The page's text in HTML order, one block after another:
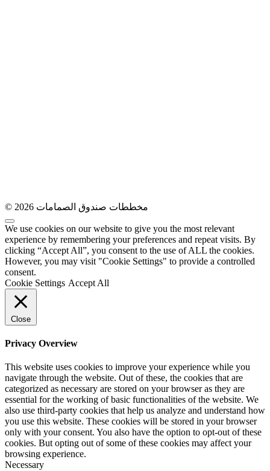
© 2026 مخططات صندوق الصمامات
We use cookies on our website to give you the most relevant
experience by remembering your preferences and repeat visits. By
clicking “Accept All”, you consent to the use of ALL the cookies.
However, you may visit "Cookie Settings" to provide a controlled
consent.
Cookie Settings Accept All
Close
Privacy Overview
This website uses cookies to improve your experience while you
navigate through the website. Out of these, the cookies that are
categorized as necessary are stored on your browser as they are
essential for the working of basic functionalities of the website. We
also use third-party cookies that help us analyze and understand how
you use this website. These cookies will be stored in your browser
only with your consent. You also have the option to opt-out of these
cookies. But opting out of some of these cookies may affect your
browsing experience.
Necessary